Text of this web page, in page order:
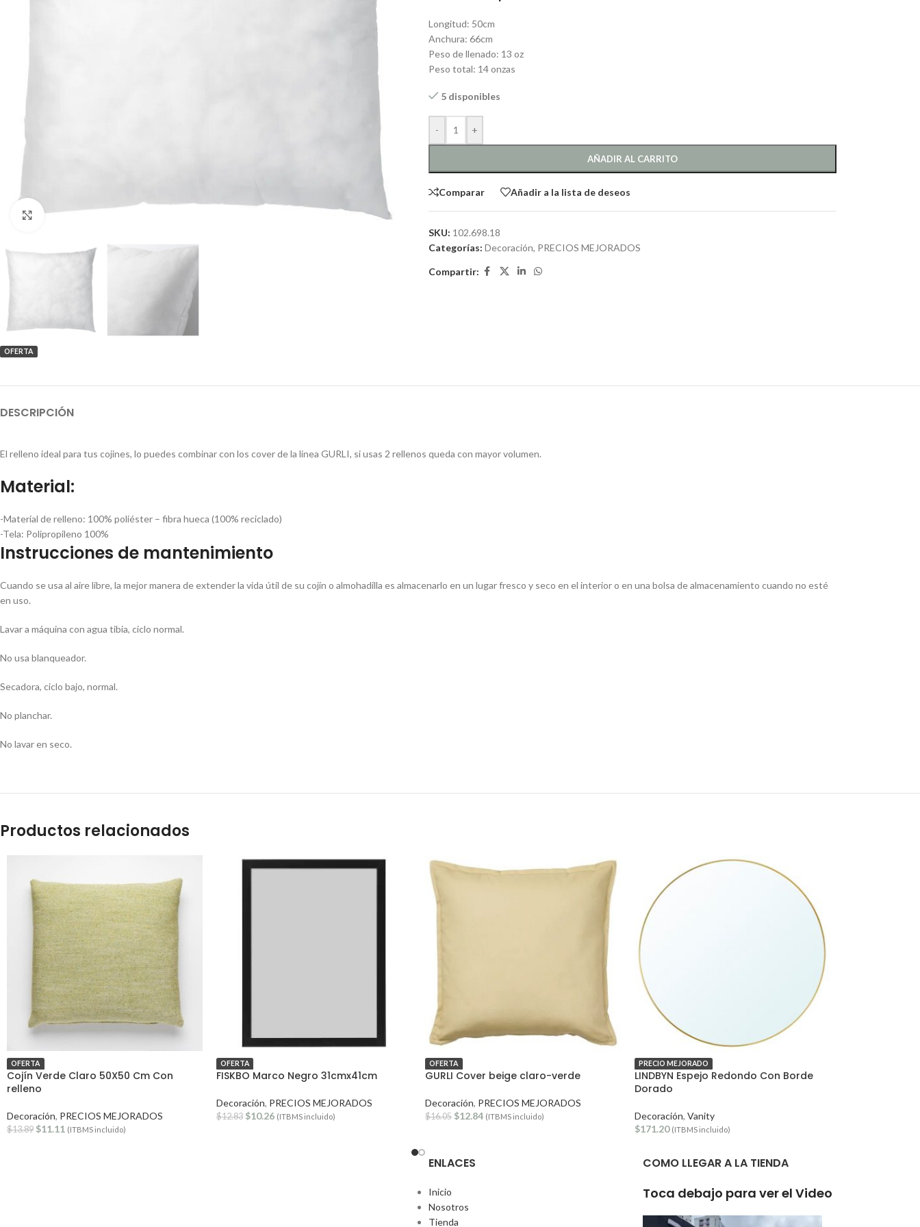
Clic para ampliar
OFERTA
Longitud: 50cm
Anchura: 66cm
Peso de llenado: 13 oz
Peso total: 14 onzas
5 disponibles
- +
AÑADIR AL CARRITO
Comparar Añadir a la lista de deseos
SKU: 102.698.18
Categorías: Decoración, PRECIOS MEJORADOS
Compartir:
DESCRIPCIÓN
El relleno ideal para tus cojines, lo puedes combinar con los cover de la linea GURLI, si usas 2 rellenos queda con mayor volumen.
Material:
-Material de relleno: 100% poliéster – fibra hueca (100% reciclado)
-Tela: Polipropileno 100%
Instrucciones de mantenimiento
Cuando se usa al aire libre, la mejor manera de extender la vida útil de su cojín o almohadilla es almacenarlo en un lugar fresco y seco en el interior o en una bolsa de almacenamiento cuando no esté
en uso.
Lavar a máquina con agua tibia, ciclo normal.
No usa blanqueador.
Secadora, ciclo bajo, normal.
No planchar.
No lavar en seco.
Productos relacionados
OFERTA
Cojín Verde Claro 50X50 Cm Con
relleno
Decoración, PRECIOS MEJORADOS
$13.89 $11.11 (ITBMS incluido)
OFERTA
FISKBO Marco Negro 31cmx41cm
Decoración, PRECIOS MEJORADOS
$12.83 $10.26 (ITBMS incluido)
OFERTA
GURLI Cover beige claro-verde
Decoración, PRECIOS MEJORADOS
$16.05 $12.84 (ITBMS incluido)
PRECIO MEJORADO
LINDBYN Espejo Redondo Con Borde
Dorado
Decoración, Vanity
$171.20 (ITBMS incluido)
ENLACES
Inicio
Nosotros
Tienda
COMO LLEGAR A LA TIENDA
Toca debajo para ver el Video